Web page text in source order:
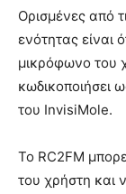
Ορισμένες από
ενότητας είναι
μικρόφωνο του
κωδικοποιήσει
του InvisiMole.
Το RC2FM
του χρήστη και